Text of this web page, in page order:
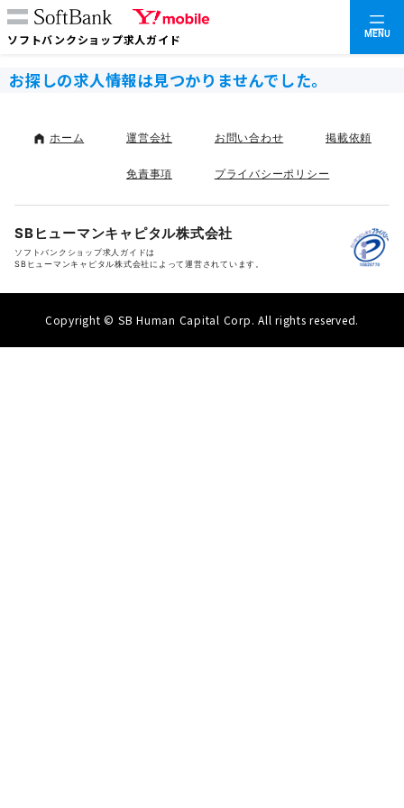
ソフトバンクショップ求人ガイド MENU
お探しの求人情報は見つかりませんでした。
ホーム 運営会社 お問い合わせ 掲載依頼
免責事項 プライバシーポリシー
SBヒューマンキャピタル株式会社
ソフトバンクショップ求人ガイドは
SBヒューマンキャピタル株式会社によって運営されています。
Copyright © SB Human Capital Corp. All rights reserved.